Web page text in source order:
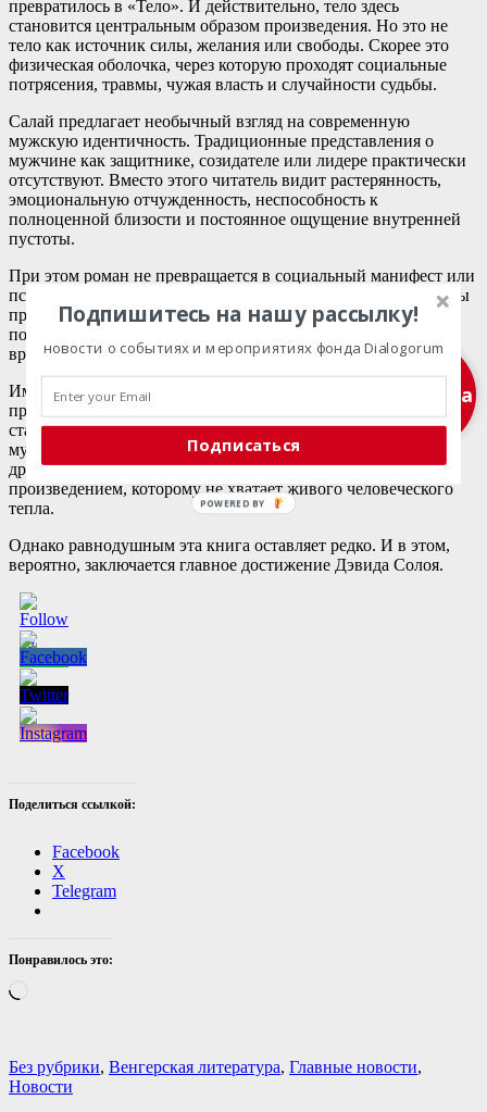
превратилось в «Тело». И действительно, тело здесь
становится центральным образом произведения. Но это не
тело как источник силы, желания или свободы. Скорее это
физическая оболочка, через которую проходят социальные
потрясения, травмы, чужая власть и случайности судьбы.
Салай предлагает необычный взгляд на современную
мужскую идентичность. Традиционные представления о
мужчине как защитнике, созидателе или лидере практически
отсутствуют. Вместо этого читатель видит растерянность,
эмоциональную отчужденность, неспособность к
полноценной близости и постоянное ощущение внутренней
пустоты.
При этом роман не превращается в социальный манифест или
психологическое исследование. Автор не объясняет причины
происходящего и не предлагает готовых выводов. Он лишь
показывает человека таким, каким тот существует в своем
времени и обстоятельствах.
Именно поэтому «Тело» наверняка вызовет
противоположные реакции. Для одних читателей роман
станет блестящим и честным портретом современного
мужчины, оказавшегося в мире без ясных ориентиров. Для
других — холодным, эмоционально отстраненным
произведением, которому не хватает живого человеческого
тепла.
Однако равнодушным эта книга оставляет редко. И в этом,
вероятно, заключается главное достижение Дэвида Солоя.
Поделиться ссылкой:
Facebook
X
Telegram
Понравилось это:
Категории
Без рубрики, Венгерская литература, Главные новости,
Новости
Подписка
Подпишитесь на нашу рассылку!
новости о событиях и мероприятиях фонда Dialogorum
Подписаться